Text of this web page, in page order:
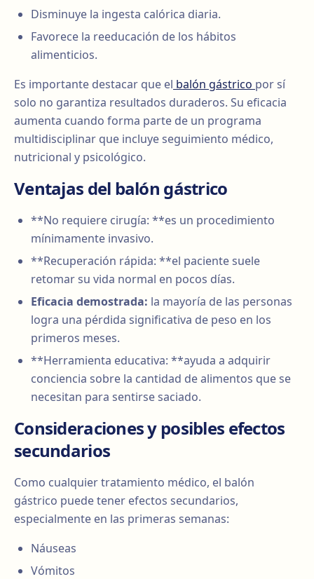
Disminuye la ingesta calórica diaria.
Favorece la reeducación de los hábitos
alimenticios.
Es importante destacar que el balón gástrico por sí
solo no garantiza resultados duraderos. Su eficacia
aumenta cuando forma parte de un programa
multidisciplinar que incluye seguimiento médico,
nutricional y psicológico.
Ventajas del balón gástrico
**No requiere cirugía: **es un procedimiento
mínimamente invasivo.
**Recuperación rápida: **el paciente suele
retomar su vida normal en pocos días.
Eficacia demostrada: la mayoría de las personas
logra una pérdida significativa de peso en los
primeros meses.
**Herramienta educativa: **ayuda a adquirir
conciencia sobre la cantidad de alimentos que se
necesitan para sentirse saciado.
Consideraciones y posibles efectos
secundarios
Como cualquier tratamiento médico, el balón
gástrico puede tener efectos secundarios,
especialmente en las primeras semanas:
Náuseas
Vómitos